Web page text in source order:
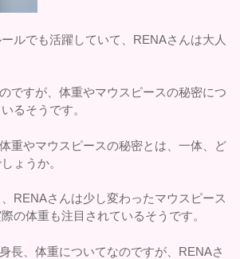
ルでも活躍していて、RENAさんは大人
ですが、体重やマウスピースの秘密につ
るそうです。
重やマウスピースの秘密とは、一体、ど
ょうか。
RENAさんは少し変わったマウスピース
の体重も注目されているそうです。
長、体重についてなのですが、RENAさ